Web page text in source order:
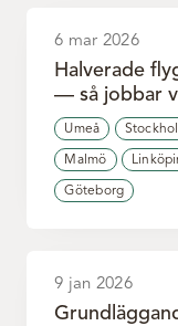
6 mar 2026
Halverade
— så jobbar
Umeå
Malmö
Göteborg
9 jan 2026